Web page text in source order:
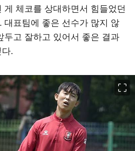
게 체코를 상대하면서 힘들었던
대표팀에 좋은 선수가 많지 않
두고 잘하고 있어서 좋은 결과
.